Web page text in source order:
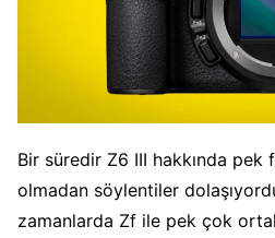
Bir süredir Z6 III hakkında
olmadan söylentiler
zamanlarda Zf ile pek çok